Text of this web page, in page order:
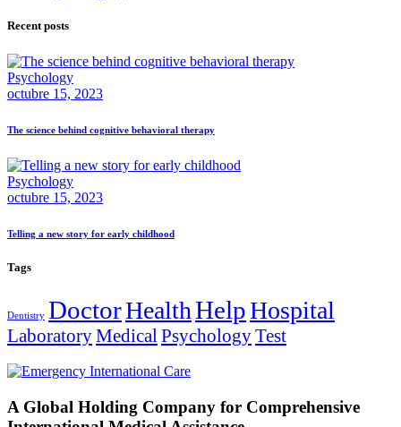
Recent posts
Psychology
octubre 15, 2023
The science behind cognitive behavioral therapy
Psychology
octubre 15, 2023
Telling a new story for early childhood
Tags
Dentistry DoctorHealthHelpHospital
LaboratoryMedical PsychologyTest
A Global Holding Company for Comprehensive